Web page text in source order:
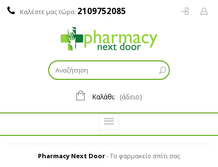
Καλέστε μας τώρα: 2109752085
Καλάθι: (άδειο)
Pharmacy Next Door- Το φαρμακείο σπίτι σας